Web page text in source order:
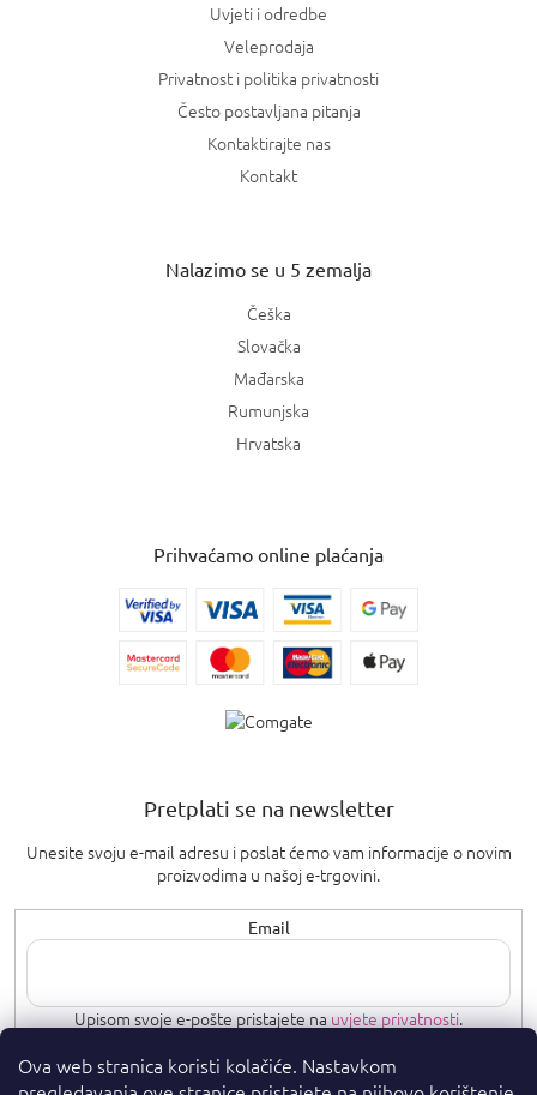
Ova web stranica koristi kolačiće. Nastavkom
Uvjeti i odredbe
Veleprodaja
Privatnost i politika privatnosti
Često postavljana pitanja
Kontaktirajte nas
Kontakt
Nalazimo se u 5 zemalja
Češka
Slovačka
Mađarska
Rumunjska
Hrvatska
Prihvaćamo online plaćanja
Pretplati se na newsletter
Unesite svoju e-mail adresu i poslat ćemo vam informacije o novim
proizvodima u našoj e-trgovini.
Email
Upisom svoje e-pošte pristajete nauvjete privatnosti.
PRETPLATI SE